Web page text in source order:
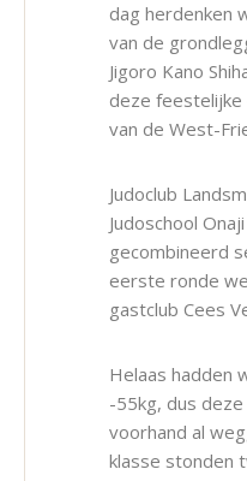
dag herdenken
van de
Jigoro Kano
deze
van de West-
Judoclub
Judoschool
gecombineerd
eerste ronde
gastclub Cees
Helaas hadden
-55kg, dus
voorhand al
klasse stonden